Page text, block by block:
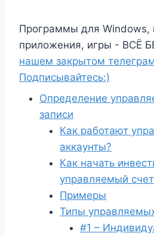
Программы для Windows,
приложения, игры - ВСЁ
нашем закрытом
Подписывайтесь:)
Определение
записи
Как работают
аккаунты?
Как начать
управляемый
Примеры
Типы
#1 –